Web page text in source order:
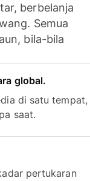
berbelanja
Semua
bila-bila
global.
di satu tempat,
saat.
pertukaran